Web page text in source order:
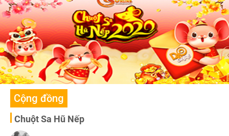
Cộng đồng
Chuột Sa Hũ Nếp